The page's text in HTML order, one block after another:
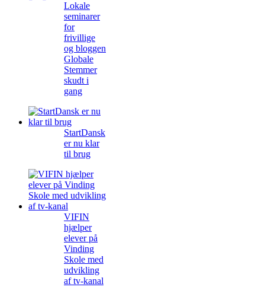
Lokale
seminarer
for
frivillige
og bloggen
Globale
Stemmer
skudt i
gang
StartDansk
er nu klar
til brug
VIFIN
hjælper
elever på
Vinding
Skole med
udvikling
af tv-kanal